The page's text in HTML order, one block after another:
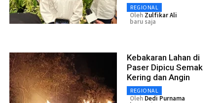
REGIONAL
Oleh Zulfikar Ali
baru saja
Kebakaran Lahan di
Paser Dipicu Semak
Kering dan Angin
REGIONAL
Oleh Dedi Purnama